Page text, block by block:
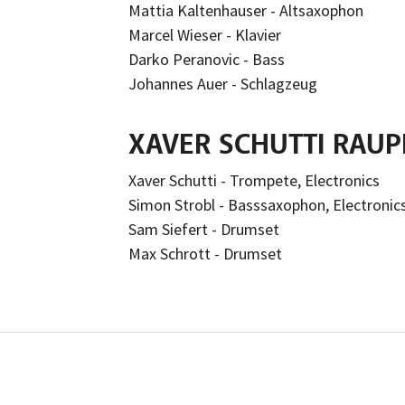
Mattia Kaltenhauser - Altsaxophon
Marcel Wieser - Klavier
Darko Peranovic - Bass
Johannes Auer - Schlagzeug
XAVER SCHUTTI
Xaver Schutti - Trompete, Electronics
Simon Strobl - Basssaxophon,
Sam Siefert - Drumset
Max Schrott - Drumset